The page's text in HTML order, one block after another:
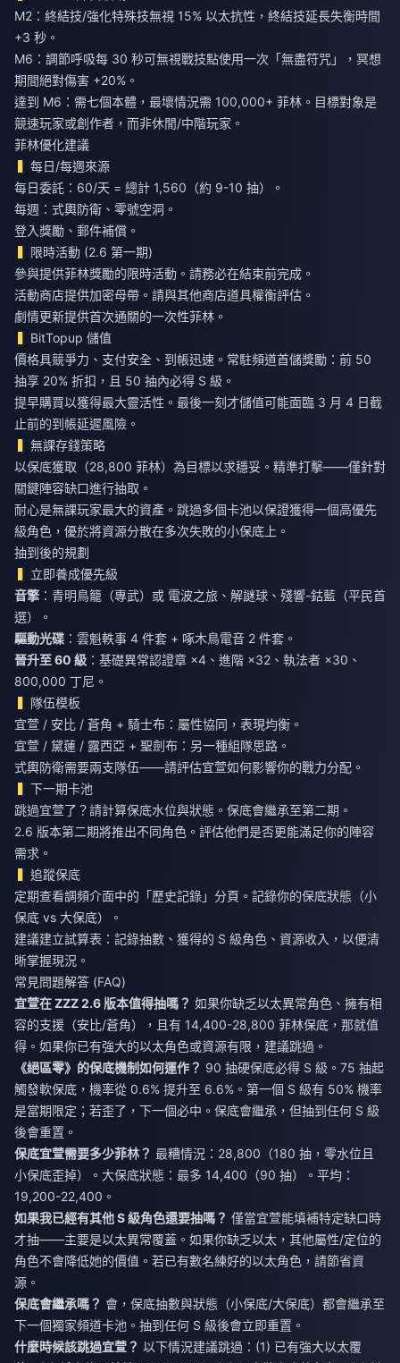
M2：終結技/強化特殊技無視 15% 以太抗性，終結技延長失衡時間
+3 秒。
M6：調節呼吸每 30 秒可無視戰技點使用一次「無盡符咒」，冥想
期間絕對傷害 +20%。
達到 M6：需七個本體，最壞情況需 100,000+ 菲林。目標對象是
競速玩家或創作者，而非休閒/中階玩家。
菲林優化建議
每日/每週來源
每日委託：60/天 = 總計 1,560（約 9-10 抽）。
每週：式輿防衛、零號空洞。
登入獎勵、郵件補償。
限時活動 (2.6 第一期)
參與提供菲林獎勵的限時活動。請務必在結束前完成。
活動商店提供加密母帶。請與其他商店道具權衡評估。
劇情更新提供首次通關的一次性菲林。
BitTopup 儲值
價格具競爭力、支付安全、到帳迅速。常駐頻道首儲獎勵：前 50
抽享 20% 折扣，且 50 抽內必得 S 級。
提早購買以獲得最大靈活性。最後一刻才儲值可能面臨 3 月 4 日截
止前的到帳延遲風險。
無課存錢策略
以保底獲取（28,800 菲林）為目標以求穩妥。精準打擊——僅針對
關鍵陣容缺口進行抽取。
耐心是無課玩家最大的資產。跳過多個卡池以保證獲得一個高優先
級角色，優於將資源分散在多次失敗的小保底上。
抽到後的規劃
立即養成優先級
音擎 ：青明鳥籠（專武）或 電波之旅、解謎球、殘響-鈷藍（平民首
選）。
驅動光碟 ：雲魁軼事 4 件套 + 啄木鳥電音 2 件套。
晉升至 60 級 ：基礎異常認證章 ×4、進階 ×32、執法者 ×30、
800,000 丁尼。
隊伍模板
宜萱 / 安比 / 蒼角 + 騎士布：屬性協同，表現均衡。
宜萱 / 黛蓮 / 露西亞 + 聖劍布：另一種組隊思路。
式輿防衛需要兩支隊伍——請評估宜萱如何影響你的戰力分配。
下一期卡池
跳過宜萱了？請計算保底水位與狀態。保底會繼承至第二期。
2.6 版本第二期將推出不同角色。評估他們是否更能滿足你的陣容
需求。
追蹤保底
定期查看調頻介面中的「歷史記錄」分頁。記錄你的保底狀態（小
保底 vs 大保底）。
建議建立試算表：記錄抽數、獲得的 S 級角色、資源收入，以便清
晰掌握現況。
常見問題解答 (FAQ)
宜萱在 ZZZ 2.6 版本值得抽嗎？ 如果你缺乏以太異常角色、擁有相
容的支援（安比/蒼角），且有 14,400-28,800 菲林保底，那就值
得。如果你已有強大的以太角色或資源有限，建議跳過。
《絕區零》的保底機制如何運作？ 90 抽硬保底必得 S 級。75 抽起
觸發軟保底，機率從 0.6% 提升至 6.6%。第一個 S 級有 50% 機率
是當期限定；若歪了，下一個必中。保底會繼承，但抽到任何 S 級
後會重置。
保底宜萱需要多少菲林？ 最糟情況：28,800（180 抽，零水位且
小保底歪掉）。大保底狀態：最多 14,400（90 抽）。平均：
19,200-22,400。
如果我已經有其他 S 級角色還要抽嗎？ 僅當宜萱能填補特定缺口時
才抽——主要是以太異常覆蓋。如果你缺乏以太，其他屬性/定位的
角色不會降低她的價值。若已有數名練好的以太角色，請節省資
源。
保底會繼承嗎？ 會，保底抽數與狀態（小保底/大保底）都會繼承至
下一個獨家頻道卡池。抽到任何 S 級後會立即重置。
什麼時候該跳過宜萱？ 以下情況建議跳過：(1) 已有強大以太覆